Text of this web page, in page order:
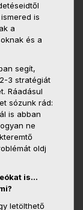
is
a
és a
segít,
3 stratégiát
Ráadásul
sózunk rád:
is abban
ne
oldj
is...
letölthető